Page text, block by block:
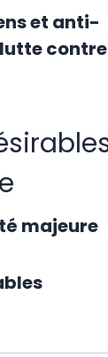
et anti-
majeure